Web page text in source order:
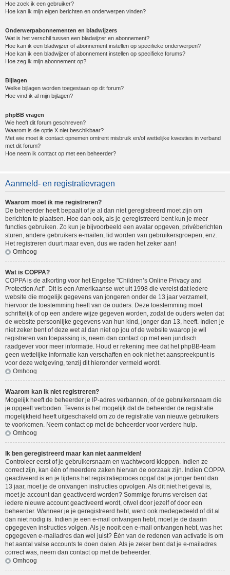
Hoe zoek ik een gebruiker?
Hoe kan ik mijn eigen berichten en onderwerpen vinden?
Onderwerpabonnementen en bladwijzers
Wat is het verschil tussen een bladwijzer en abonnement?
Hoe kan ik een bladwijzer of abonnement instellen op specifieke onderwerpen?
Hoe kan ik een bladwijzer of abonnement instellen op specifieke forums?
Hoe zeg ik mijn abonnement op?
Bijlagen
Welke bijlagen worden toegestaan op dit forum?
Hoe vind ik al mijn bijlagen?
phpBB vragen
Wie heeft dit forum geschreven?
Waarom is de optie X niet beschikbaar?
Met wie moet ik contact opnemen omtrent misbruik en/of wettelijke kwesties in verband
met dit forum?
Hoe neem ik contact op met een beheerder?
Aanmeld- en registratievragen
Waarom moet ik me registreren?
De beheerder heeft bepaalt of je al dan niet geregistreerd moet zijn om
berichten te plaatsen. Hoe dan ook, als je geregistreerd bent kun je meer
functies gebruiken. Zo kun je bijvoorbeeld een avatar opgeven, privéberichten
sturen, andere gebruikers e-mailen, lid worden van gebruikersgroepen, enz.
Het registreren duurt maar even, dus we raden het zeker aan!
Omhoog
Wat is COPPA?
COPPA is de afkorting voor het Engelse "Children’s Online Privacy and
Protection Act". Dit is een Amerikaanse wet uit 1998 die vereist dat iedere
website die mogelijk gegevens van jongeren onder de 13 jaar verzamelt,
hiervoor de toestemming heeft van de ouders. Deze toestemming moet
schriftelijk of op een andere wijze gegeven worden, zodat de ouders weten dat
de website persoonlijke gegevens van hun kind, jonger dan 13, heeft. Indien je
niet zeker bent of deze wet al dan niet op jou of de website waarop je wil
registreren van toepassing is, neem dan contact op met een juridisch
raadgever voor meer informatie. Houd er rekening mee dat het phpBB-team
geen wettelijke informatie kan verschaffen en ook niet het aanspreekpunt is
voor deze wetgeving, tenzij dit hieronder vermeld wordt.
Omhoog
Waarom kan ik niet registreren?
Mogelijk heeft de beheerder je IP-adres verbannen, of de gebruikersnaam die
je opgeeft verboden. Tevens is het mogelijk dat de beheerder de registratie
mogelijkheid heeft uitgeschakeld om zo de registratie van nieuwe gebruikers
te voorkomen. Neem contact op met de beheerder voor verdere hulp.
Omhoog
Ik ben geregistreerd maar kan niet aanmelden!
Controleer eerst of je gebruikersnaam en wachtwoord kloppen. Indien ze
correct zijn, kan één of meerdere zaken hiervan de oorzaak zijn. Indien COPPA
geactiveerd is en je tijdens het registratieproces opgaf dat je jonger bent dan
13 jaar, moet je de ontvangen instructies opvolgen. Als dit niet het geval is,
moet je account dan geactiveerd worden? Sommige forums vereisen dat
iedere nieuwe account geactiveerd wordt, ofwel door jezelf of door een
beheerder. Wanneer je je geregistreerd hebt, werd ook medegedeeld of dit al
dan niet nodig is. Indien je een e-mail ontvangen hebt, moet je de daarin
opgegeven instructies volgen. Als je nooit een e-mail ontvangen hebt, was het
opgegeven e-mailadres dan wel juist? Één van de redenen van activatie is om
het aantal valse accounts te doen dalen. Als je zeker bent dat je e-mailadres
correct was, neem dan contact op met de beheerder.
Omhoog